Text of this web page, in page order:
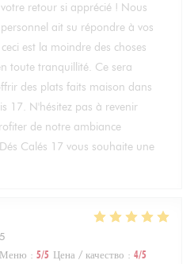
retour si apprécié ! Nous
ait su répondre à vos
est la moindre des choses
toute tranquillité. Ce sera
des plats faits maison dans
17. N'hésitez pas à revenir
de notre ambiance
Calés 17 vous souhaite une
Меню : 5/5 Цена / качество : 4/5